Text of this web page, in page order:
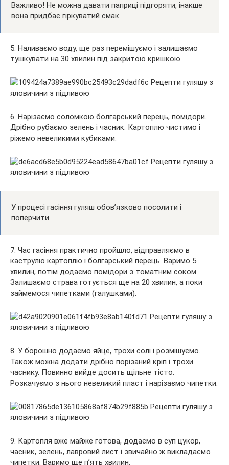
Важливо! Не можна давати паприці підгоряти, інакше
вона придбає гіркуватий смак.
5. Наливаємо воду, ще раз перемішуємо і залишаємо
тушкувати на 30 хвилин під закритою кришкою.
6. Нарізаємо соломкою болгарський перець, помідори.
Дрібно рубаємо зелень і часник. Картоплю чистимо і
ріжемо невеликими кубиками.
У процесі гасіння гуляш обов’язково посолити і
поперчити.
7. Час гасіння практично пройшло, відправляємо в
каструлю картоплю і болгарський перець. Варимо 5
хвилин, потім додаємо помідори з томатним соком.
Залишаємо страва готується ще на 20 хвилин, а поки
займемося чипетками (галушками).
8. У борошно додаємо яйце, трохи солі і розмішуємо.
Також можна додати дрібно порізаний кріп і трохи
часнику. Повинно вийде досить щільне тісто.
Розкачуємо з нього невеликий пласт і нарізаємо чипетки.
9. Картопля вже майже готова, додаємо в суп цукор,
часник, зелень, лавровий лист і звичайно ж викладаємо
чипетки. Варимо ще п’ять хвилин.